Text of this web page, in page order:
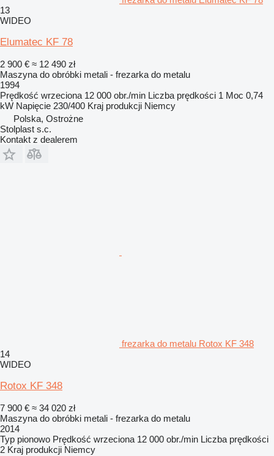
13
WIDEO
Elumatec KF 78
2 900 € ≈ 12 490 zł
Maszyna do obróbki metali - frezarka do metalu
1994
Prędkość wrzeciona 12 000 obr./min Liczba prędkości 1 Moc 0,74
kW Napięcie 230/400 Kraj produkcji Niemcy
Polska, Ostrożne
Stolplast s.c.
Kontakt z dealerem
frezarka do metalu Rotox KF 348
14
WIDEO
Rotox KF 348
7 900 € ≈ 34 020 zł
Maszyna do obróbki metali - frezarka do metalu
2014
Typ pionowo Prędkość wrzeciona 12 000 obr./min Liczba prędkości
2 Kraj produkcji Niemcy